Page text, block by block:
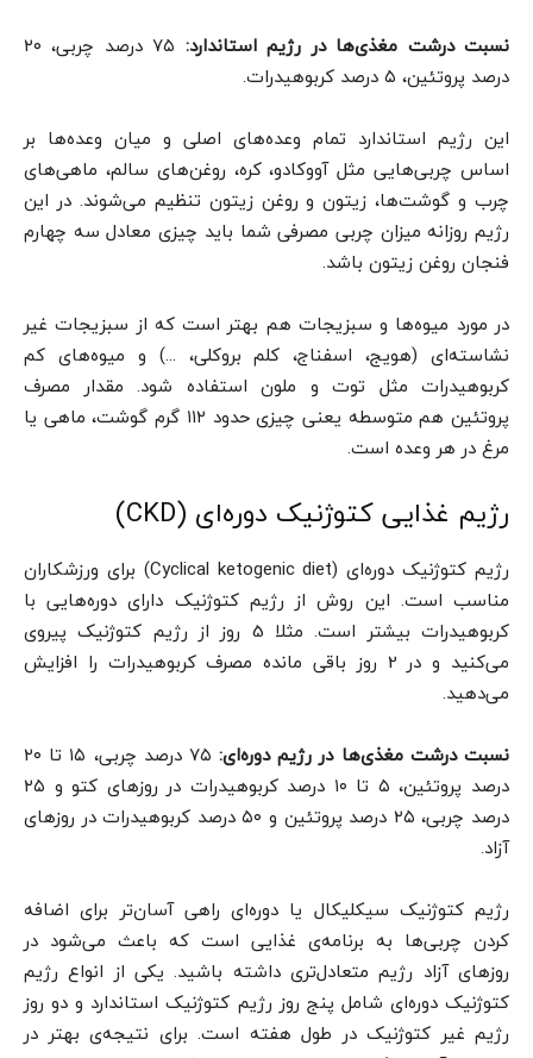
نسبت درشت مغذی‌ها در رژیم استاندارد:
۷۵ درصد چربی، ۲۰
درصد پروتئین، ۵ درصد کربوهیدرات.
این رژیم استاندارد تمام وعده‌های اصلی و میان وعده‌ها بر
اساس چربی‌هایی مثل آووکادو، کره، روغن‌های سالم، ماهی‌های
چرب و گوشت‌ها، زیتون و روغن زیتون تنظیم می‌شوند. در این
رژیم روزانه میزان چربی مصرفی شما باید چیزی معادل سه چهارم
فنجان روغن زیتون باشد.
در مورد میوه‌ها و سبزیجات هم بهتر است که از سبزیجات غیر
نشاسته‌ای (هویج، اسفناج، کلم بروکلی، …) و میوه‌های کم
کربوهیدرات مثل توت و ملون استفاده شود. مقدار مصرف
پروتئین هم متوسطه یعنی چیزی حدود ۱۱۲ گرم گوشت، ماهی یا
مرغ در هر وعده است.
رژیم غذایی کتوژنیک دوره‌ای (CKD)
رژیم کتوژنیک دوره‌ای (Cyclical ketogenic diet) برای ورزشکاران
مناسب است. این روش از رژیم کتوژنیک دارای دوره‌هایی با
کربوهیدرات بیشتر است. مثلا 5 روز از رژیم کتوژنیک پیروی
می‌کنید و در 2 روز باقی مانده مصرف کربوهیدرات را افزایش
می‌دهید.
نسبت درشت مغذی‌ها در رژیم دوره‌ای:
۷۵ درصد چربی، ۱۵ تا ۲۰
درصد پروتئین، ۵ تا ۱۰ درصد کربوهیدرات در روزهای کتو و ۲۵
درصد چربی، ۲۵ درصد پروتئین و ۵۰ درصد کربوهیدرات در روزهای
آزاد.
رژیم کتوژنیک سیکلیکال یا دوره‌ای راهی آسان‌تر برای اضافه
کردن چربی‌ها به برنامه‌ی غذایی است که باعث می‌شود در
روزهای آزاد رژیم متعادل‌تری داشته باشید. یکی از انواع رژیم
کتوژنیک دوره‌ای شامل پنج روز رژیم کتوژنیک استاندارد و دو روز
رژیم غیر کتوژنیک در طول هفته است. برای نتیجه‌ی بهتر در